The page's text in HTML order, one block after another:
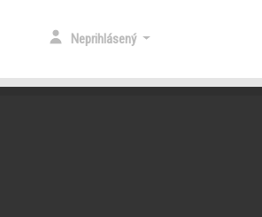
Neprihlásený